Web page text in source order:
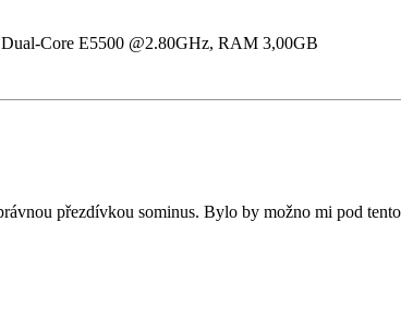
Core E5500 @2.80GHz, RAM 3,00GB
přezdívkou sominus. Bylo by možno mi pod